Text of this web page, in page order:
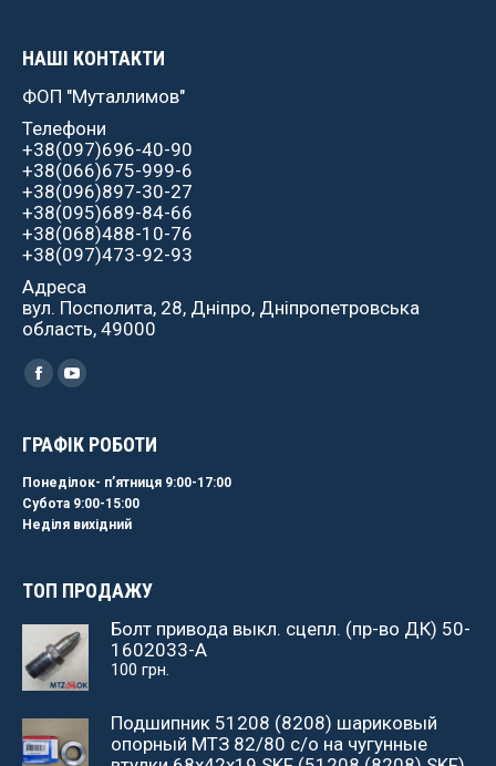
НАШІ КОНТАКТИ
ФОП "Муталлимов"
Телефони
+38(097)696-40-90
+38(066)675-999-6
+38(096)897-30-27
+38(095)689-84-66
+38(068)488-10-76
+38(097)473-92-93
Адреса
вул. Посполита, 28, Дніпро, Дніпропетровська
область, 49000
Найдите нас:
Facebook
YouTube
ГРАФІК РОБОТИ
Понеділок- пʼятниця 9:00-17:00
Субота 9:00-15:00
Неділя вихідний
ТОП ПРОДАЖУ
Болт привода выкл. сцепл. (пр-во ДК) 50-
1602033-А
100 грн.
Подшипник 51208 (8208) шариковый
опорный МТЗ 82/80 с/о на чугунные